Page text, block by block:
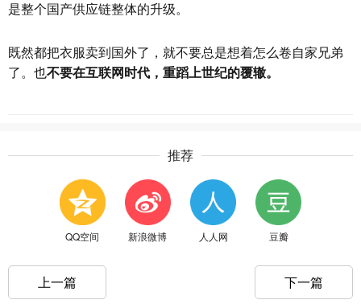
是整个国产供应链整体的升级。
既然都把衣服卖到国外了，就不要总是想着怎么卷自家兄弟
了。也不要在互联网时代，重蹈上世纪的覆辙。
推荐
QQ空间 新浪微博 人人网 豆瓣
上一篇 下一篇